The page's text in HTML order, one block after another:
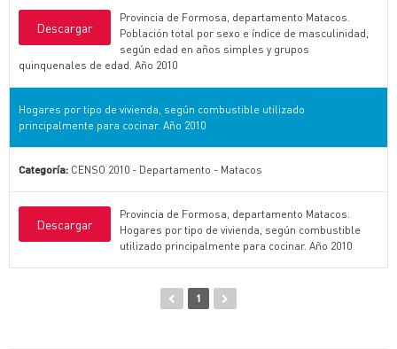
Descargar
Provincia de Formosa, departamento Matacos.
Población total por sexo e índice de masculinidad,
según edad en años simples y grupos
quinquenales de edad. Año 2010
Hogares por tipo de vivienda, según combustible utilizado
principalmente para cocinar. Año 2010
Categoría: CENSO 2010 - Departamento - Matacos
Descargar
Provincia de Formosa, departamento Matacos.
Hogares por tipo de vivienda, según combustible
utilizado principalmente para cocinar. Año 2010
1